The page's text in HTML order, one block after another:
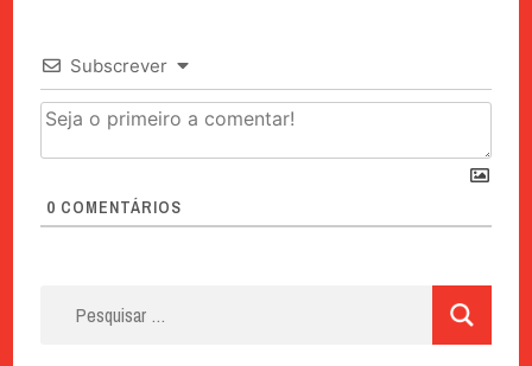
Subscrever
0 COMENTÁRIOS